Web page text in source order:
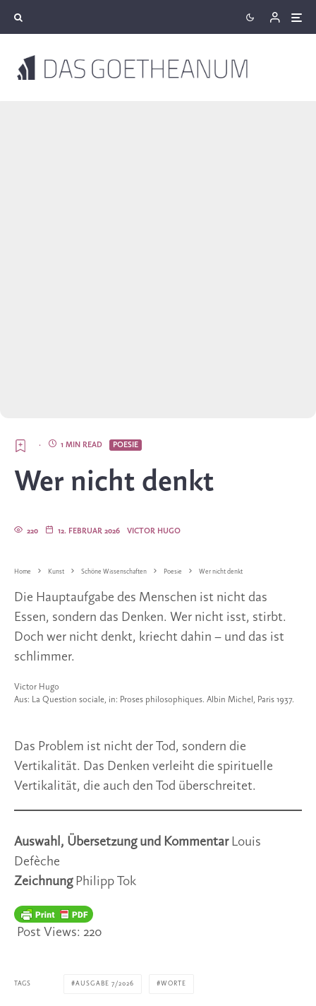
POESIE
1 MIN READ
·
Wer nicht denkt
VICTOR HUGO
12. FEBRUAR 2026
220
Home Kunst Schöne Wissenschaften Poesie Wer nicht denkt
Die Hauptaufgabe des Menschen ist nicht das
Essen, sondern das Denken. Wer nicht isst, stirbt.
Doch wer nicht denkt, kriecht dahin – und das ist
schlimmer.
Victor Hugo
Aus: La Question sociale, in: Proses philosophiques. Albin Michel, Paris 1937.
Das Problem ist nicht der Tod, sondern die
Vertikalität. Das Denken verleiht die spirituelle
Vertikalität, die auch den Tod überschreitet.
Auswahl, Übersetzung und KommentarLouis
Defèche
ZeichnungPhilipp Tok
Post Views: 220
TAGS AUSGABE 7/2026 WORTE